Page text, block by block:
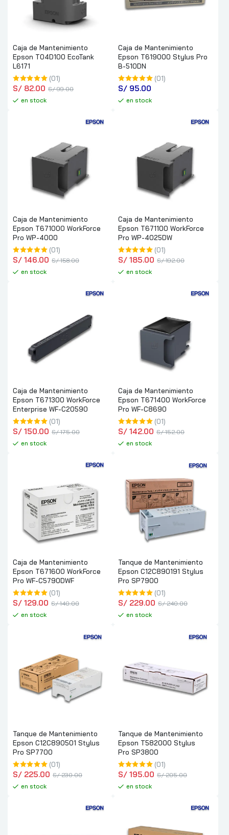
Caja de Mantenimiento
Epson T04D100 EcoTank
L6171
(01)
S/ 99.00
S/ 82.00
en stock
Caja de Mantenimiento
Epson T619000 Stylus Pro
B-510DN
(01)
S/ 95.00
en stock
Caja de Mantenimiento
Epson T671000 WorkForce
Pro WP-4000
(01)
S/ 158.00
S/ 146.00
en stock
Caja de Mantenimiento
Epson T671100 WorkForce
Pro WP-4025DW
(01)
S/ 192.00
S/ 185.00
en stock
Caja de Mantenimiento
Epson T671300 WorkForce
Enterprise WF-C20590
(01)
S/ 175.00
S/ 150.00
en stock
Caja de Mantenimiento
Epson T671400 WorkForce
Pro WF-C8690
(01)
S/ 152.00
S/ 142.00
en stock
Caja de Mantenimiento
Epson T671600 WorkForce
Pro WF-C5790DWF
(01)
S/ 140.00
S/ 129.00
en stock
Tanque de Mantenimiento
Epson C12C890191 Stylus
Pro SP7900
(01)
S/ 240.00
S/ 229.00
en stock
Tanque de Mantenimiento
Epson C12C890501 Stylus
Pro SP7700
(01)
S/ 230.00
S/ 225.00
en stock
Tanque de Mantenimiento
Epson T582000 Stylus
Pro SP3800
(01)
S/ 205.00
S/ 195.00
en stock